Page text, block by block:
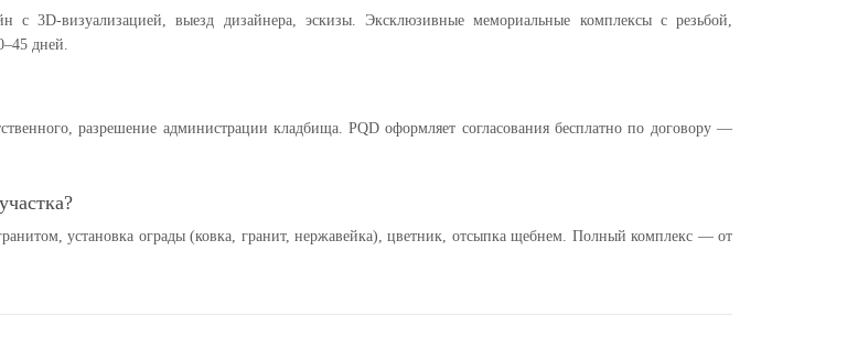
с 3D-визуализацией, выезд дизайнера, эскизы. Эксклюзивные мемориальные комплексы с резьбой,
дней.
разрешение администрации кладбища. PQD оформляет согласования бесплатно по договору —
установка ограды (ковка, гранит, нержавейка), цветник, отсыпка щебнем. Полный комплекс — от